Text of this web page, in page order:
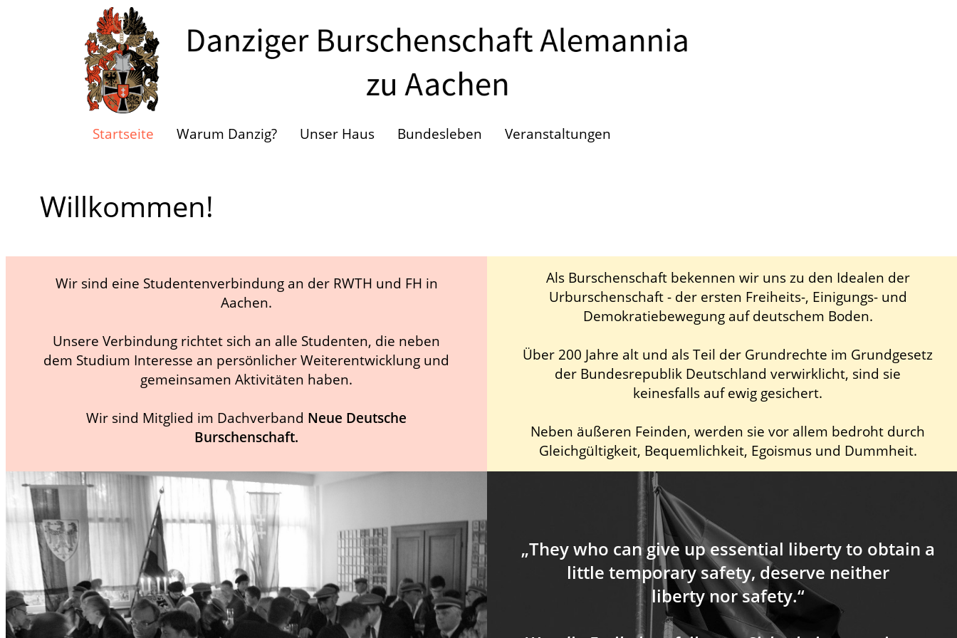
Startseite Warum Danzig? Unser Haus Bundesleben Veranstaltungen
Willkommen!
Wir sind eine Studentenverbindung an der RWTH und FH in
Aachen.
Unsere Verbindung richtet sich an alle Studenten, die neben
dem Studium Interesse an persönlicher Weiterentwicklung und
gemeinsamen Aktivitäten haben.
Wir sind Mitglied im Dachverband Neue Deutsche
Burschenschaft.
Als Burschenschaft bekennen wir uns zu den Idealen der
Urburschenschaft - der ersten Freiheits-, Einigungs- und
Demokratiebewegung auf deutschem Boden.
Über 200 Jahre alt und als Teil der Grundrechte im Grundgesetz
der Bundesrepublik Deutschland verwirklicht, sind sie
keinesfalls auf ewig gesichert.
Neben äußeren Feinden, werden sie vor allem bedroht durch
Gleichgültigkeit, Bequemlichkeit, Egoismus und Dummheit.
„They who can give up essential liberty to obtain a
little temporary safety, deserve neither
liberty nor safety.“